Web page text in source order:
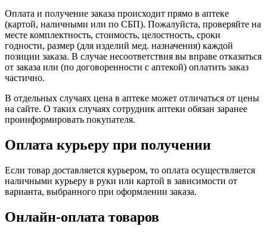
Оплата и получение заказа происходит прямо в аптеке
(картой, наличными или по СБП). Пожалуйста, проверяйте на
месте комплектность, стоимость, целостность, сроки
годности, размер (для изделий мед. назначения) каждой
позиции заказа. В случае несоответствия вы вправе отказаться
от заказа или (по договоренности с аптекой) оплатить заказ
частично.
В отдельных случаях цена в аптеке может отличаться от цены
на сайте. О таких случаях сотрудник аптеки обязан заранее
проинформировать покупателя.
Оплата курьеру при получении
Если товар доставляется курьером, то оплата осуществляется
наличными курьеру в руки или картой в зависимости от
варианта, выбранного при оформлении заказа.
Онлайн-оплата товаров